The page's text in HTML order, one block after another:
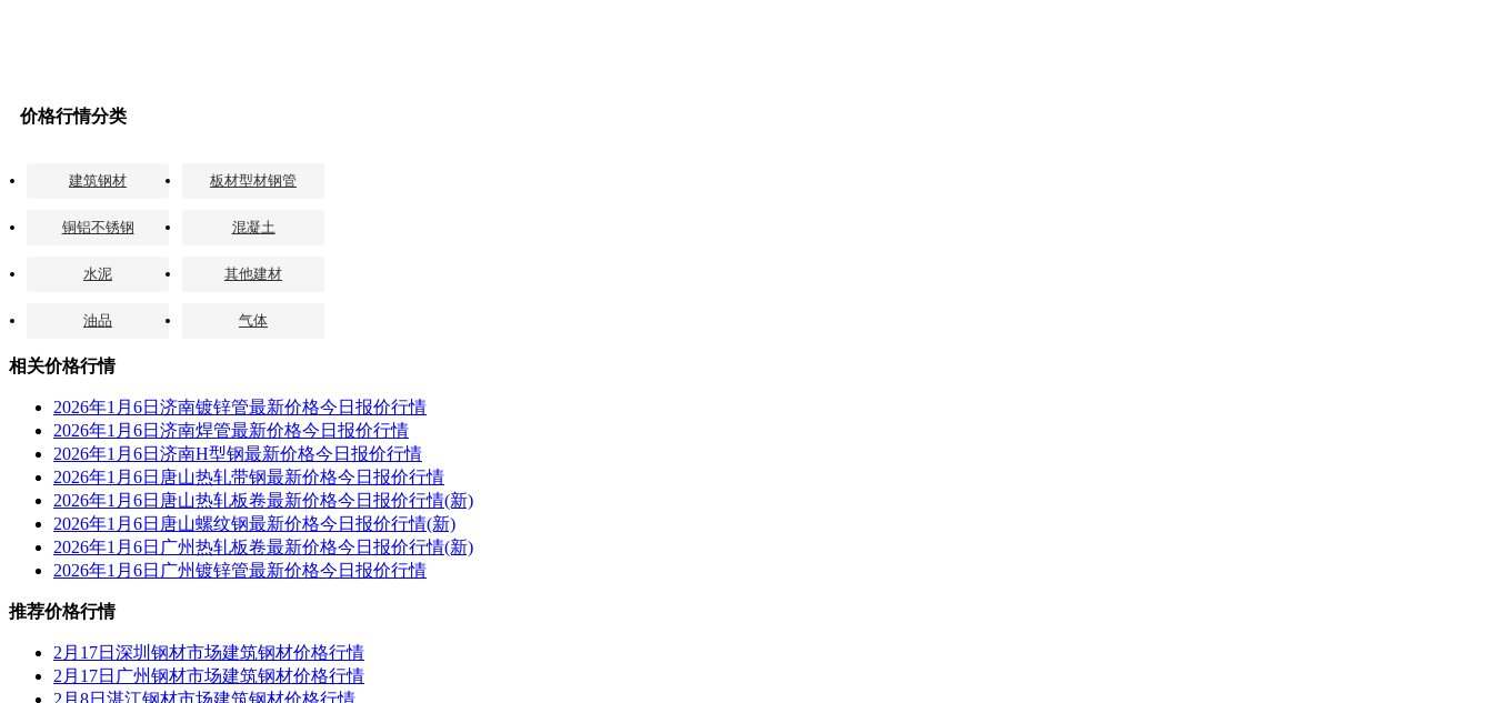
价格行情分类
建筑钢材 板材型材钢管
铜铝不锈钢 混凝土
水泥 其他建材
油品 气体
相关价格行情
2026年1月6日济南镀锌管最新价格今日报价行情
2026年1月6日济南焊管最新价格今日报价行情
2026年1月6日济南H型钢最新价格今日报价行情
2026年1月6日唐山热轧带钢最新价格今日报价行情
2026年1月6日唐山热轧板卷最新价格今日报价行情(新)
2026年1月6日唐山螺纹钢最新价格今日报价行情(新)
2026年1月6日广州热轧板卷最新价格今日报价行情(新)
2026年1月6日广州镀锌管最新价格今日报价行情
推荐价格行情
2月17日深圳钢材市场建筑钢材价格行情
2月17日广州钢材市场建筑钢材价格行情
2月8日湛江钢材市场建筑钢材价格行情